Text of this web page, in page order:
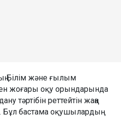
Білім және ғылым
жоғары оқу орындарында
тәртібін реттейтін жаңа
бастама оқушылардың